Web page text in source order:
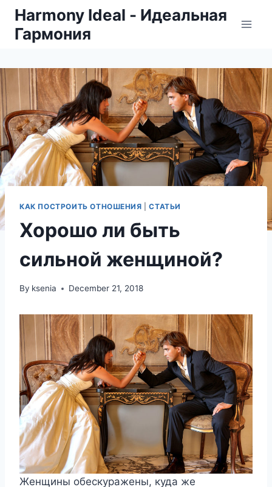
Skip
content
Harmony Ideal - Идеальная
Гармония
КАК ПОСТРОИТЬ ОТНОШЕНИЯ |СТАТЬИ
Хорошо ли быть
сильной женщиной?
By ksenia December 21, 2018
Женщины обескуражены, куда же